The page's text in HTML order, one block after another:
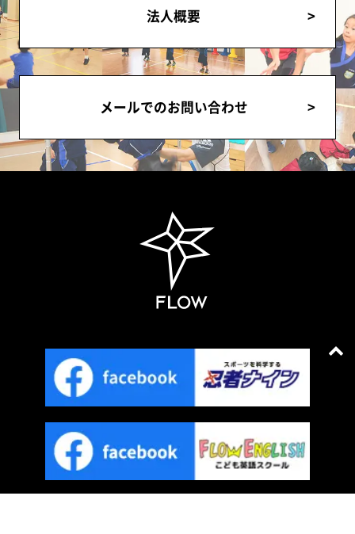
法人概要
メールでのお問い合わせ